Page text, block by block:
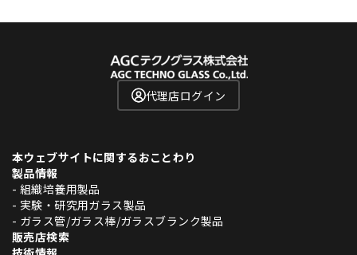
代理店ログイン
本ウェブサイトに関するおことわり
製品情報
- 組織培養用製品
- 実験・研究用ガラス製品
- ガラス管/ガラス棒/ガラスブランク製品
販売店検索